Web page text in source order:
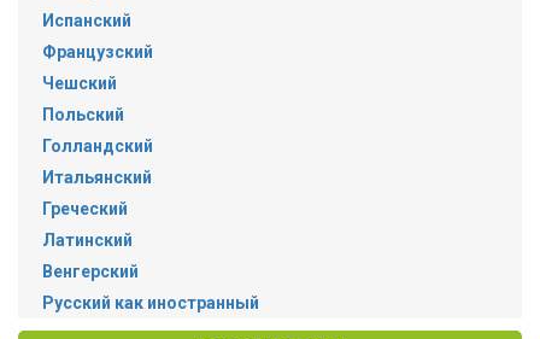
Испанский
Французский
Чешский
Польский
Голландский
Итальянский
Греческий
Латинский
Венгерский
Русский как иностранный